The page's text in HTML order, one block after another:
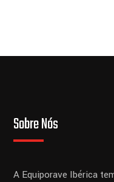
Sobre Nós
A Equiporave Ibérica